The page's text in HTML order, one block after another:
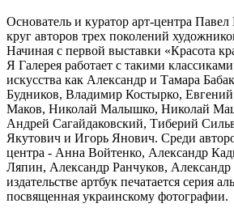
Основатель и куратор арт-центра Павел
круг авторов трех поколений
Начиная с первой выставки «Красота
Я Галерея работает с такими
искусства как Александр и Тамара
Будников, Владимир Костырко,
Маков, Николай Малышко, Николай
Андрей Сагайдаковский, Тиберий
Якутович и Игорь Янович. Среди
центра - Анна Войтенко, Александр
Ляпин, Александр Ранчуков,
издательстве артбук печатается серия
посвященная украинскому фотографии.